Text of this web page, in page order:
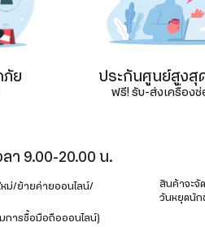
ย ประกันศูนย์สูงสุ
ฟรี! รับ-ส่งเครื่อง
า 9.00-20.00 น.
หม่/ย้ายค่ายออนไลน์/
การซื้อมือถือออนไลน์)
สินค้าจะจั
วันหยุดนัก